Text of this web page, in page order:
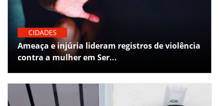
CIDADES
Ameaça e injúria lideram registros de violência
contra a mulher em Ser...